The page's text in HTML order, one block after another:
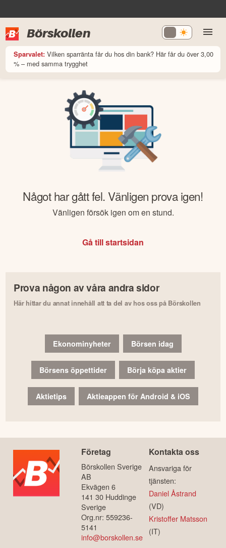
Börskollen
Sparvalet: Vilken sparränta får du hos din bank? Här får du över 3,00
% – med samma trygghet
Något har gått fel. Vänligen prova igen!
Vänligen försök igen om en stund.
Gå till startsidan
Prova någon av våra andra sidor
Här hittar du annat innehåll att ta del av hos oss på Börskollen
Ekonominyheter Börsen idag
Börsens öppettider Börja köpa aktier
Aktietips Aktieappen för Android & iOS
Företag
Börskollen Sverige
AB
Ekvägen 6
141 30 Huddinge
Sverige
Org.nr: 559236-
5141
info@borskollen.se
Kontakta oss
Ansvariga för
tjänsten:
Daniel Åstrand
(VD)
Kristoffer Matsson
(IT)